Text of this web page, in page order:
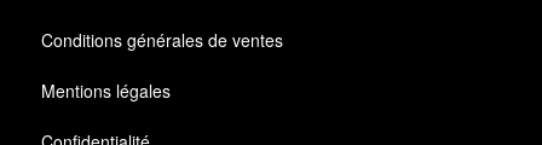
Conditions générales de ventes
Mentions légales